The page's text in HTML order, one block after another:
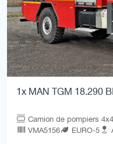
1x MAN TGM 18.290
Camion de pompiers
VMA5156
EURO-5